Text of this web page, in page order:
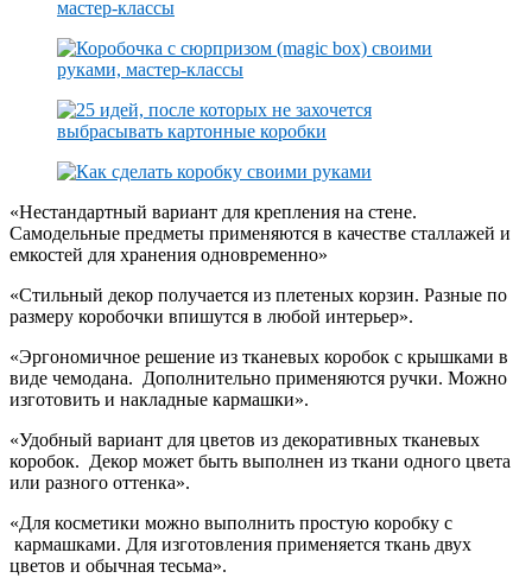
«Нестандартный вариант для крепления на стене.
Самодельные предметы применяются в качестве сталлажей и
емкостей для хранения одновременно»
«Стильный декор получается из плетеных корзин. Разные по
размеру коробочки впишутся в любой интерьер».
«Эргономичное решение из тканевых коробок с крышками в
виде чемодана. Дополнительно применяются ручки. Можно
изготовить и накладные кармашки».
«Удобный вариант для цветов из декоративных тканевых
коробок. Декор может быть выполнен из ткани одного цвета
или разного оттенка».
«Для косметики можно выполнить простую коробку с
кармашками. Для изготовления применяется ткань двух
цветов и обычная тесьма».